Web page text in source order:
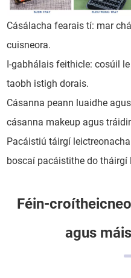
Cásálacha fearais tí: mar
cuisneora.
I-gabhálais feithicle: cosúil
taobh istigh dorais.
Cásanna peann luaidhe
cásanna makeup agus
Pacáistiú táirgí
boscaí pacáistithe do
Féin-
agus